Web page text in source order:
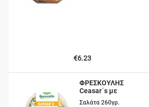
€6.23
ΦΡΕΣΚΟΥΛΗΣ
Ceasar΄s με
Κοτόπουλο
Σαλάτα 260γρ.